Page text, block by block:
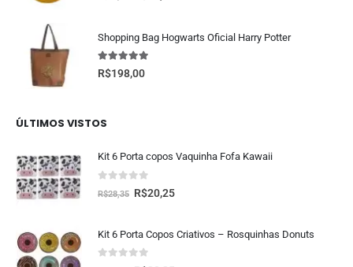
Shopping Bag Hogwarts Oficial Harry Potter
5.00 fora de 5
R$198,00
ÚLTIMOS VISTOS
Kit 6 Porta copos Vaquinha Fofa Kawaii
fora de 5
R$28,35 R$20,25
Kit 6 Porta Copos Criativos – Rosquinhas Donuts